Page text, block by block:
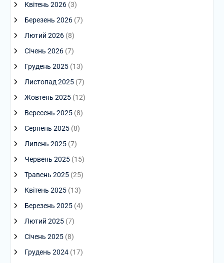
Квітень 2026(3)
Березень 2026(7)
Лютий 2026(8)
Січень 2026(7)
Грудень 2025(13)
Листопад 2025(7)
Жовтень 2025(12)
Вересень 2025(8)
Серпень 2025(8)
Липень 2025(7)
Червень 2025(15)
Травень 2025(25)
Квітень 2025(13)
Березень 2025(4)
Лютий 2025(7)
Січень 2025(8)
Грудень 2024(17)